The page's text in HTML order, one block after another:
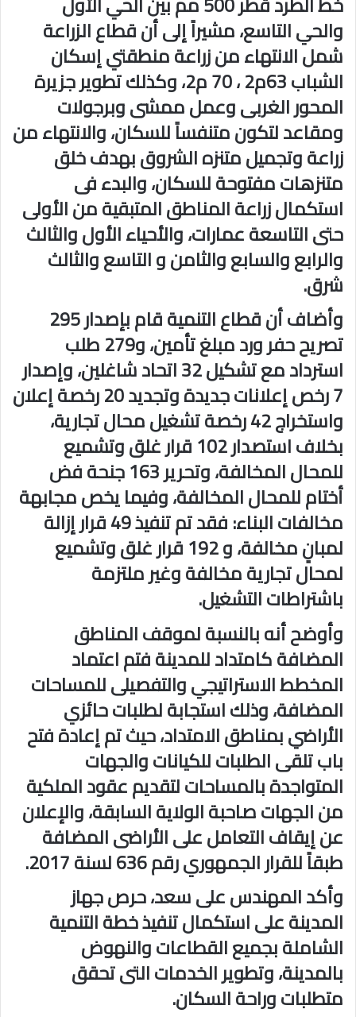
والحي التاسع، مشيراً إلى أن قطاع الزراعة
شمل الانتهاء من زراعة منطقتي إسكان
الشباب 63م2 ، 70 م2، وكذلك تطوير جزيرة
المحور الغربى وعمل ممشى وبرجولات
ومقاعد لتكون متنفساً للسكان، والانتهاء من
زراعة وتجميل متنزه الشروق بهدف خلق
متنزهات مفتوحة للسكان، والبدء فى
استكمال زراعة المناطق المتبقية من الأولى
حتى التاسعة عمارات، والأحياء الأول والثالث
والرابع والسابع والثامن و التاسع والثالث
شرق.
وأضاف أن قطاع التنمية قام بإصدار 295
تصريح حفر ورد مبلغ تأمين، و279 طلب
استرداد مع تشكيل 32 اتحاد شاغلين، وإصدار
7 رخص إعلانات جديدة وتجديد 20 رخصة إعلان
واستخراج 42 رخصة تشغيل محال تجارية،
بخلاف استصدار 102 قرار غلق وتشميع
للمحال المخالفة، وتحرير 163 جنحة فض
أختام للمحال المخالفة، وفيما يخص مجابهة
مخالفات البناء: فقد تم تنفيذ 49 قرار إزالة
لمبانٍ مخالفة، و 192 قرار غلق وتشميع
لمحال تجارية مخالفة وغير ملتزمة
باشتراطات التشغيل.
وأوضح أنه بالنسبة لموقف المناطق
المضافة كامتداد للمدينة فتم اعتماد
المخطط الاستراتيجي والتفصيلى للمساحات
المضافة، وذلك استجابة لطلبات حائزي
الأراضي بمناطق الامتداد، حيث تم إعادة فتح
باب تلقى الطلبات للكيانات والجهات
المتواجدة بالمساحات لتقديم عقود الملكية
من الجهات صاحبة الولاية السابقة، والإعلان
عن إيقاف التعامل على الأراضى المضافة
طبقاً للقرار الجمهوري رقم 636 لسنة 2017.
وأكد المهندس على سعد، حرص جهاز
المدينة على استكمال تنفيذ خطة التنمية
الشاملة بجميع القطاعات والنهوض
بالمدينة، وتطوير الخدمات التى تحقق
متطلبات وراحة السكان.